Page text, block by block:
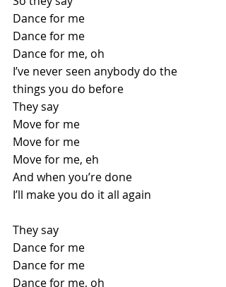
Dance for me
Dance for me
Dance for me, oh
I’ve never seen anybody do the
things you do before
They say
Move for me
Move for me
Move for me, eh
And when you’re done
I’ll make you do it all again
They say
Dance for me
Dance for me
Dance for me, oh